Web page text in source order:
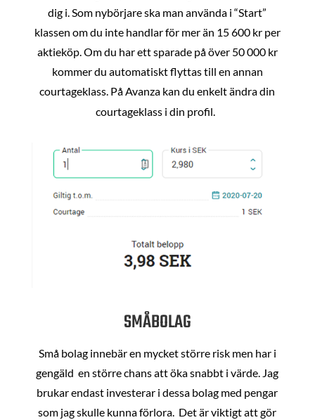
dig i. Som nybörjare ska man använda i “Start”
klassen om du inte handlar för mer än 15 600 kr per
aktieköp. Om du har ett sparade på över 50 000 kr
kommer du automatiskt flyttas till en annan
courtageklass. På Avanza kan du enkelt ändra din
courtageklass i din profil.
SMÅBOLAG
Små bolag innebär en mycket större risk men har i
gengäld en större chans att öka snabbt i värde. Jag
brukar endast investerar i dessa bolag med pengar
som jag skulle kunna förlora. Det är viktigt att gör